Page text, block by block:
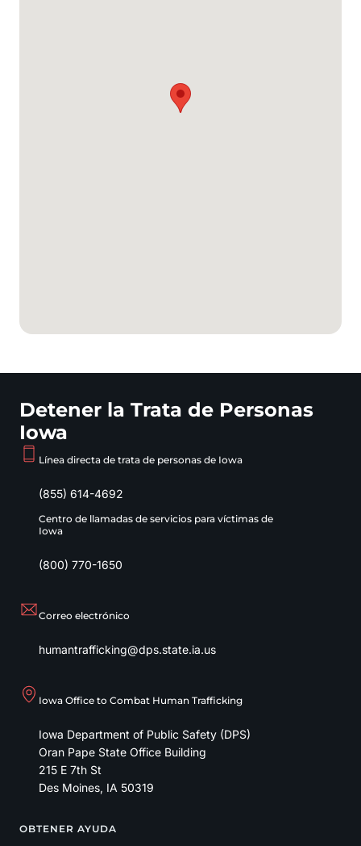
Detener la Trata de Personas
Iowa
Línea directa de trata de personas de Iowa
(855) 614-4692
Centro de llamadas de servicios para víctimas de
Iowa
(800) 770-1650
Correo electrónico
humantrafficking@dps.state.ia.us
Iowa Office to Combat Human Trafficking
Iowa Department of Public Safety (DPS)
Oran Pape State Office Building
215 E 7th St
Des Moines, IA 50319
Footer
OBTENER AYUDA